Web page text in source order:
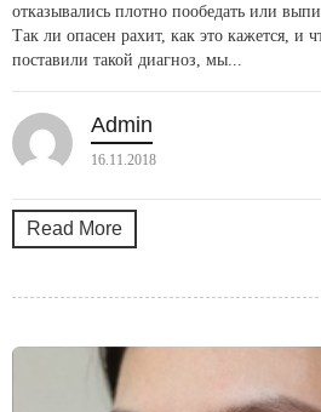
отказывались плотно пообедать или
Так ли опасен рахит, как это кажется, и
поставили такой диагноз, мы...
Admin
16.11.2018
Read More